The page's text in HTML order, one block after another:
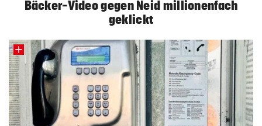
Bäcker-Video gegen Neid millionenfach
geklickt